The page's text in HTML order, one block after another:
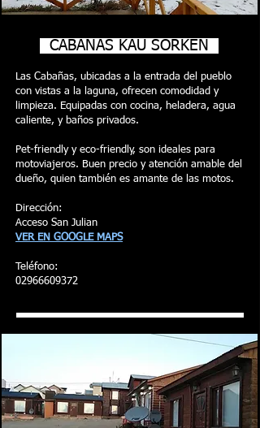
CABAÑAS KAU SORKEN
Las Cabañas, ubicadas a la entrada del pueblo
con vistas a la laguna, ofrecen comodidad y
limpieza. Equipadas con cocina, heladera, agua
caliente, y baños privados.
Pet-friendly y eco-friendly, son ideales para
motoviajeros. Buen precio y atención amable del
dueño, quien también es amante de las motos.
Dirección:
Acceso San Julian
VER EN GOOGLE MAPS
Teléfono:
02966609372